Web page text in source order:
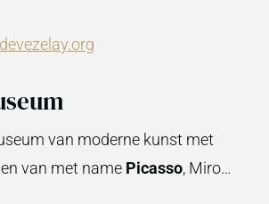
van moderne kunst met
van met name Picasso, Miro…